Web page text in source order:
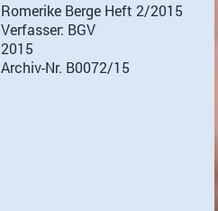
Romerike Berge Heft 2/2015
Verfasser: BGV
2015
Archiv-Nr. B0072/15